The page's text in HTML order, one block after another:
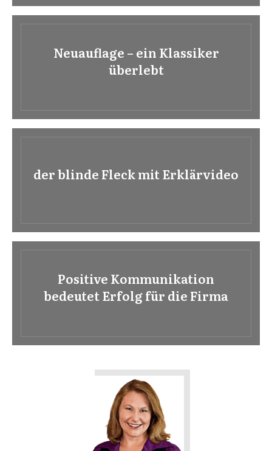
Neuauflage – ein Klassiker
überlebt
der blinde Fleck mit Erklärvideo
Positive Kommunikation
bedeutet Erfolg für die Firma